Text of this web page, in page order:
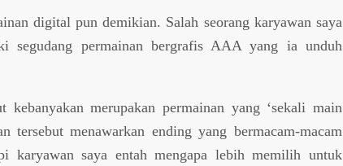
digital pun demikian. Salah seorang karyawan saya
segudang permainan bergrafis AAA yang ia unduh
kebanyakan merupakan permainan yang ‘sekali main
tersebut menawarkan ending yang bermacam-macam
saya entah mengapa lebih memilih untuk